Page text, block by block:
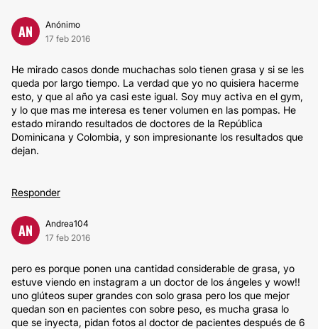
AN
Anónimo
17 feb 2016
He mirado casos donde muchachas solo tienen grasa y si se les
queda por largo tiempo. La verdad que yo no quisiera hacerme
esto, y que al año ya casi este igual. Soy muy activa en el gym,
y lo que mas me interesa es tener volumen en las pompas. He
estado mirando resultados de doctores de la República
Dominicana y Colombia, y son impresionante los resultados que
dejan.
Responder
AN
Andrea104
17 feb 2016
pero es porque ponen una cantidad considerable de grasa, yo
estuve viendo en instagram a un doctor de los ángeles y wow!!
uno glúteos super grandes con solo grasa pero los que mejor
quedan son en pacientes con sobre peso, es mucha grasa lo
que se inyecta, pidan fotos al doctor de pacientes después de 6